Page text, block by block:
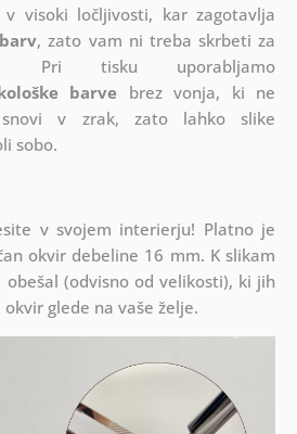
visoki ločljivosti, kar zagotavlja
, zato vam ni treba skrbeti za
Pri tisku uporabljamo
barve brez vonja, ki ne
snovi v zrak, zato lahko slike
sobo.
v svojem interierju! Platno je
okvir debeline 16 mm. K slikam
(odvisno od velikosti), ki jih
glede na vaše želje.